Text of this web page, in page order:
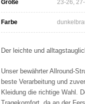
Größe 23-26,
Farbe
Der leichte und
Unser bewährter Allround-
beste Verarbeitung und
Kleidung die richtige Wahl.
Tragekomfort, da an der